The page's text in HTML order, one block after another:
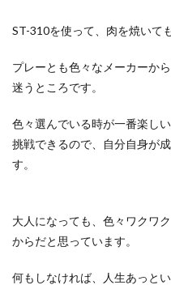
ST-310を使って、肉を焼いて
プレーとも色々なメーカーか
迷うところです。
色々選んでいる時が一番楽し
挑戦できるので、自分自身が
す。
大人になっても、色々ワクワ
からだと思っています。
何もしなければ、人生あっと